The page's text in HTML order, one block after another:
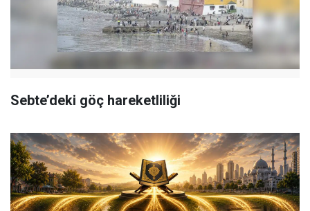
Sebte’deki göç hareketliliği